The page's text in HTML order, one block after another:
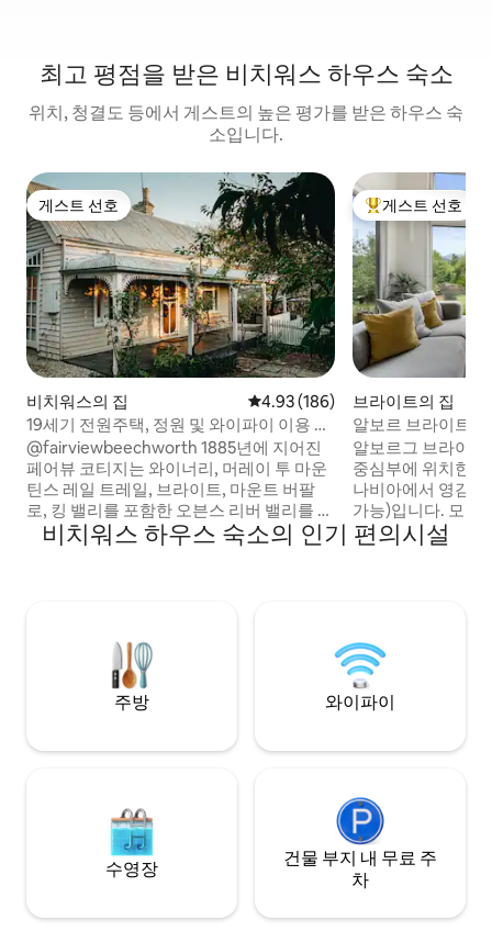
최고 평점을 받은 비치워스 하우스 숙소
위치, 청결도 등에서 게스트의 높은 평가를 받은 하우스 숙
소입니다.
게스트 선호
게스트 선호
비치워스의 집 평점 4.93점(5점 만점), 후기 186
4.93 (186)
19세기 전원주택, 정원 및 와이파이 이용 가
능
@fairviewbeechworth 1885년에 지어진
페어뷰 코티지는 와이너리, 머레이 투 마운
틴스 레일 트레일, 브라이트, 마운트 버팔
로, 킹 밸리를 포함한 오븐스 리버 밸리를 둘
러볼 수 있는 훌륭한 장소입니다. 이 전원주
택에는 침실 3개 + 둥근 베란다 1개, 벽난로,
고 있으며 샘벨 호수, 도보 및 승마 트레일,
중국 정원에서 불과 몇 분 거리에 있습니다.
상위 게스트 선호
게스트 선호
브라이트의 집
알보르 브라이트
알보르그 브라이
중심부에 위치한
나비아에서 영감
가능)입니다. 모든
길 수 있으며, 고품
현대적인 디자인
시브 에너지 디자
화하면서도 최대
는 것을 의미합니
비치워스 하우스 숙소의 인기 편의시설
주방 와이파이
수영장
건물 부지 내 무료 주
차